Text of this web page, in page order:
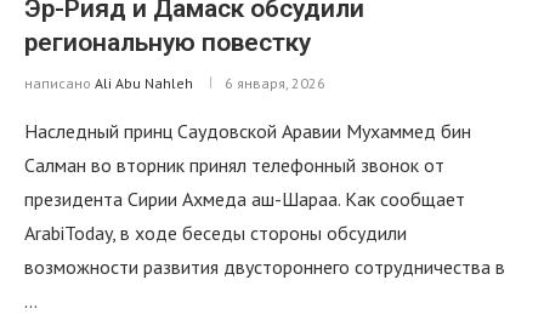
Эр-Рияд и Дамаск обсудили
региональную повестку
написано Ali Abu Nahleh 6 января, 2026
Наследный принц Саудовской Аравии Мухаммед бин
Салман во вторник принял телефонный звонок от
президента Сирии Ахмеда аш-Шараа. Как сообщает
ArabiToday, в ходе беседы стороны обсудили
возможности развития двустороннего сотрудничества в
…